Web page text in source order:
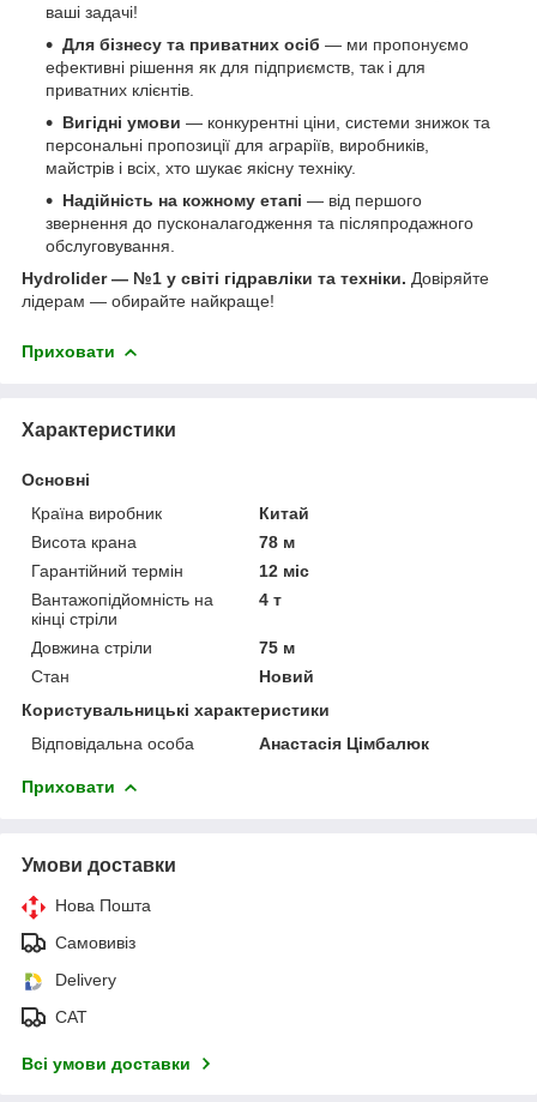
ваші задачі!
Для бізнесу та приватних осіб — ми пропонуємо
ефективні рішення як для підприємств, так і для
приватних клієнтів.
Вигідні умови — конкурентні ціни, системи знижок та
персональні пропозиції для аграріїв, виробників,
майстрів і всіх, хто шукає якісну техніку.
Надійність на кожному етапі — від першого
звернення до пусконалагодження та післяпродажного
обслуговування.
Hydrolider — №1 у світі гідравліки та техніки. Довіряйте
лідерам — обирайте найкраще!
Приховати
Характеристики
Основні
Країна виробник
Китай
Висота крана
78 м
Гарантійний термін
12 міс
Вантажопідйомність на
кінці стріли
4 т
Довжина стріли
75 м
Стан
Новий
Користувальницькі характеристики
Відповідальна особа
Анастасія Цімбалюк
Приховати
Умови доставки
Нова Пошта
Самовивіз
Delivery
САТ
Всі умови доставки